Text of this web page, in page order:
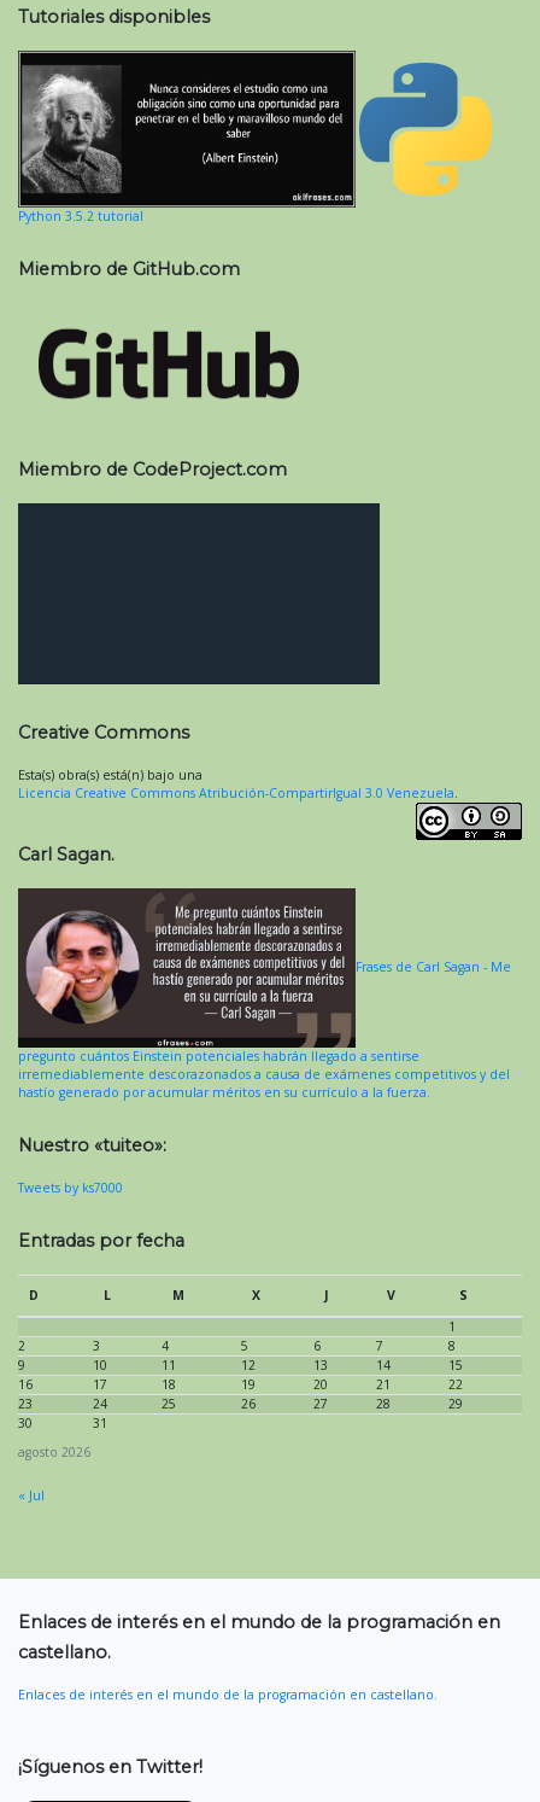
Tutoriales disponibles
Python 3.5.2 tutorial
Miembro de GitHub.com
Miembro de CodeProject.com
Creative Commons
Esta(s) obra(s) está(n) bajo una
Licencia Creative Commons Atribución-CompartirIgual 3.0 Venezuela.
Carl Sagan.
Frases de Carl Sagan - Me
pregunto cuántos Einstein potenciales habrán llegado a sentirse
irremediablemente descorazonados a causa de exámenes competitivos y del
hastío generado por acumular méritos en su currículo a la fuerza.
Nuestro «tuiteo»:
Tweets by ks7000
Entradas por fecha
agosto 2026
D L M X J V
S
1
2
3 4 5 6 7
8
9
10 11 12 13 14
15
16
17 18 19 20 21
22
23
24 25 26 27 28
29
30
31
« Jul
Enlaces de interés en el mundo de la programación en
castellano.
Enlaces de interés en el mundo de la programación en castellano.
¡Síguenos en Twitter!